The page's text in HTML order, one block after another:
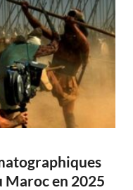
Maroc en 2025